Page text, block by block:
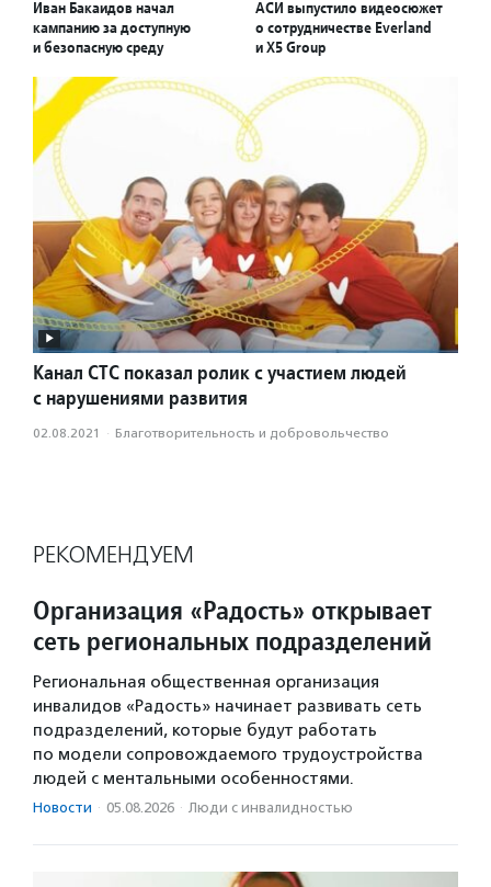
Иван Бакаидов начал
кампанию за доступную
и безопасную среду
АСИ выпустило видеосюжет
о сотрудничестве Everland
и X5 Group
Канал СТС показал ролик с участием людей
с нарушениями развития
02.08.2021 · Благотвори­тель­ность и доброволь­чест­во
РЕКОМЕНДУЕМ
Организация «Радость» открывает
сеть региональных подразделений
Региональная общественная организация
инвалидов «Радость» начинает развивать сеть
подразделений, которые будут работать
по модели сопровождаемого трудоустройства
людей с ментальными особенностями.
Новости · 05.08.2026 · Люди с инвалидностью